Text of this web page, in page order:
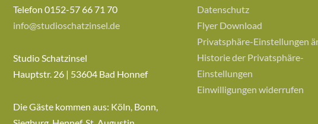
Telefon 0152-57 66 71 70
info@studioschatzinsel.de
Studio Schatzinsel
Hauptstr. 26 | 53604 Bad Honnef
Die Gäste kommen aus: Köln, Bonn,
Datenschutz
Flyer Download
Privatsphäre-Einstellungen
Historie der Privatsphäre-
Einstellungen
Einwilligungen widerrufen